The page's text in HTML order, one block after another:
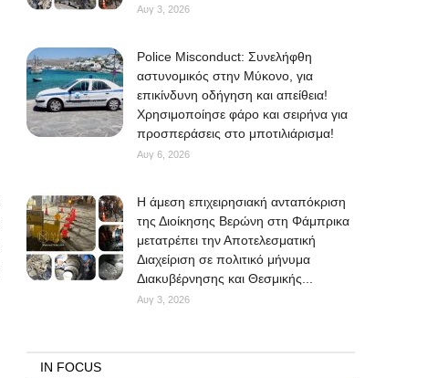
Αυγ 3, 2026
Police Misconduct: Συνελήφθη
αστυνομικός στην Μύκονο, για
επικίνδυνη οδήγηση και απείθεια!
Χρησιμοποίησε φάρο και σειρήνα για
προσπεράσεις στο μποτιλιάρισμα!
Αυγ 6, 2026
Η άμεση επιχειρησιακή ανταπόκριση
της Διοίκησης Βερώνη στη Φάμπρικα
μετατρέπει την Αποτελεσματική
Διαχείριση σε πολιτικό μήνυμα
Διακυβέρνησης και Θεσμικής...
Αυγ 3, 2026
IN FOCUS